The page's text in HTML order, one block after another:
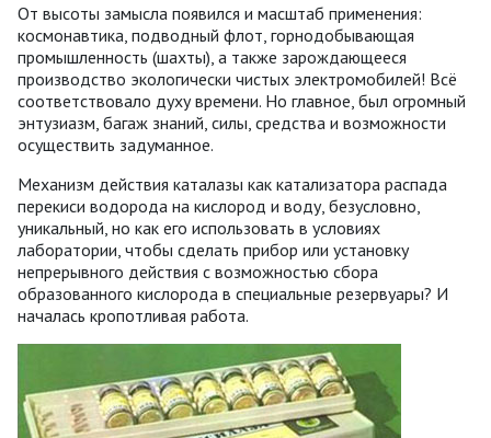
От высоты замысла появился и масштаб применения:
космонавтика, подводный флот, горнодобывающая
промышленность (шахты), а также зарождающееся
производство экологически чистых электромобилей! Всё
соответствовало духу времени. Но главное, был огромный
энтузиазм, багаж знаний, силы, средства и возможности
осуществить задуманное.
Механизм действия каталазы как катализатора распада
перекиси водорода на кислород и воду, безусловно,
уникальный, но как его использовать в условиях
лаборатории, чтобы сделать прибор или установку
непрерывного действия с возможностью сбора
образованного кислорода в специальные резервуары? И
началась кропотливая работа.